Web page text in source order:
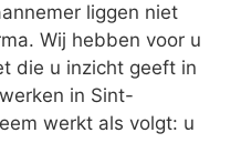
liggen niet
Wij hebben voor u
die u inzicht geeft in
in Sint-
werkt als volgt: u